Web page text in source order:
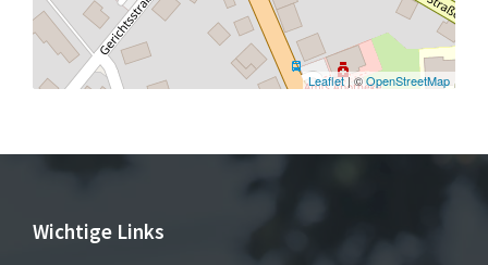
Leaflet| ©OpenStreetMap
Wichtige Links